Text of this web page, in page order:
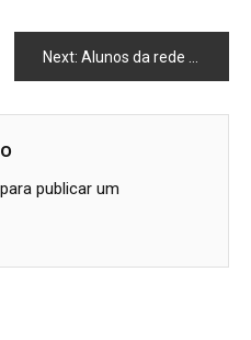
Next: Alunos da rede municipal de Macaé poderão ter aulas gratuitas de artes marciais nas escolas
para publicar um